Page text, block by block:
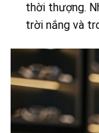
thời thượng.
trời nắng và